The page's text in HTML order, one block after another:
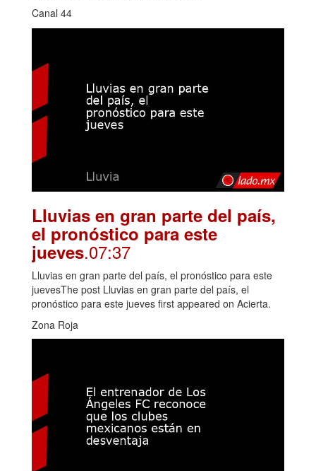
Canal 44
Lluvias en gran parte del país,
el pronóstico para este
jueves.07:37
Lluvias en gran parte del país, el pronóstico para este
juevesThe post Lluvias en gran parte del país, el
pronóstico para este jueves first appeared on Acierta.
Zona Roja